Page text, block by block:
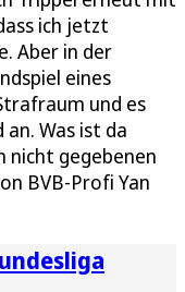
ich jetzt
Aber in der
eines
und es
Was ist da
nicht gegebenen
BVB-Profi Yan